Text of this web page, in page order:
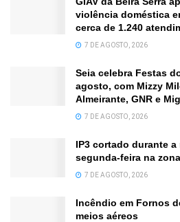
violência doméstica
cerca de 1.240
7 DE AGOSTO, 2026
Seia celebra Festas
agosto, com Mizzy
Almeirante, GNR e
7 DE AGOSTO, 2026
IP3 cortado durante
segunda-feira na
7 DE AGOSTO, 2026
Incêndio em Fornos
meios aéreos